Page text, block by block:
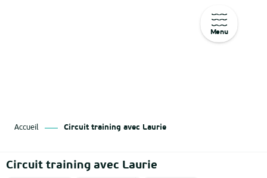
Menu
Accueil Circuit training avec Laurie
Circuit training avec Laurie